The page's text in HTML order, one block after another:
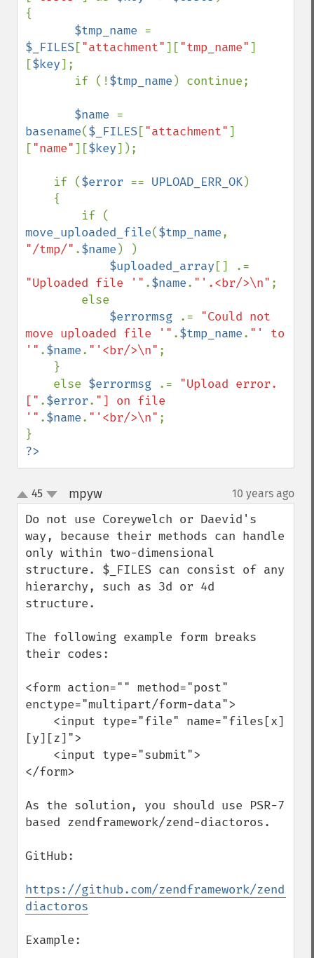
{
$tmp_name
$_FILES["attachment"]["tmp_name"]
[$key];
       if (!
$tmp_name ) continue;
$name
basename($_FILES["attachment"]
["name"][$key]);
    if (
$error == UPLOAD_ERR_OK)
move_uploaded_file($tmp_name
"/tmp/" .$name ) )
$uploaded_array
"Uploaded file '" .$name. "'.<br/>\n" ;
$errormsg
.= "Could not
move uploaded file '" .$tmp_name. "' to
'" .$name. "'<br/>\n" ;
    else
$errormsg .= "Upload error.
[" .$error. "] on file
'" .$name. "'<br/>\n" ;
?>
up
down
45 mpyw¶ 10 years ago
Do not use Coreywelch or Daevid's
way, because their methods can handle
only within two-dimensional
structure. $_FILES can consist of any
hierarchy, such as 3d or 4d
structure.
The following example form breaks
their codes:
<form action="" method="post"
enctype="multipart/form-data">
[y][z]">
</form>
As the solution, you should use PSR-7
based zendframework/zend-diactoros.
GitHub:
https://github.com/zendframework/zend-
diactoros
Example: